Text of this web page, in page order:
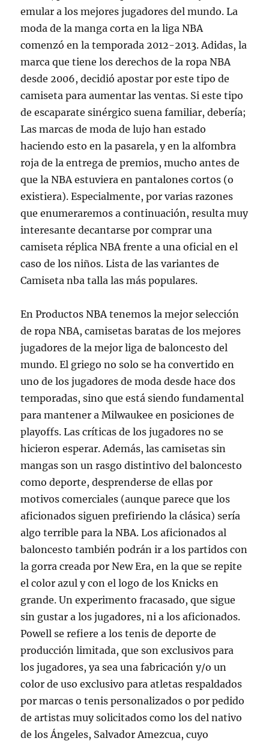
emular a los mejores jugadores del mundo. La
moda de la manga corta en la liga NBA
comenzó en la temporada 2012-2013. Adidas, la
marca que tiene los derechos de la ropa NBA
desde 2006, decidió apostar por este tipo de
camiseta para aumentar las ventas. Si este tipo
de escaparate sinérgico suena familiar, debería;
Las marcas de moda de lujo han estado
haciendo esto en la pasarela, y en la alfombra
roja de la entrega de premios, mucho antes de
que la NBA estuviera en pantalones cortos (o
existiera). Especialmente, por varias razones
que enumeraremos a continuación, resulta muy
interesante decantarse por comprar una
camiseta réplica NBA frente a una oficial en el
caso de los niños. Lista de las variantes de
Camiseta nba talla las más populares.
En Productos NBA tenemos la mejor selección
de ropa NBA, camisetas baratas de los mejores
jugadores de la mejor liga de baloncesto del
mundo. El griego no solo se ha convertido en
uno de los jugadores de moda desde hace dos
temporadas, sino que está siendo fundamental
para mantener a Milwaukee en posiciones de
playoffs. Las críticas de los jugadores no se
hicieron esperar. Además, las camisetas sin
mangas son un rasgo distintivo del baloncesto
como deporte, desprenderse de ellas por
motivos comerciales (aunque parece que los
aficionados siguen prefiriendo la clásica) sería
algo terrible para la NBA. Los aficionados al
baloncesto también podrán ir a los partidos con
la gorra creada por New Era, en la que se repite
el color azul y con el logo de los Knicks en
grande. Un experimento fracasado, que sigue
sin gustar a los jugadores, ni a los aficionados.
Powell se refiere a los tenis de deporte de
producción limitada, que son exclusivos para
los jugadores, ya sea una fabricación y/o un
color de uso exclusivo para atletas respaldados
por marcas o tenis personalizados o por pedido
de artistas muy solicitados como los del nativo
de los Ángeles, Salvador Amezcua, cuyo